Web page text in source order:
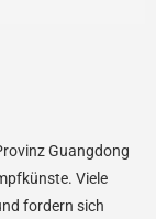
Guangdong
Viele
fordern sich